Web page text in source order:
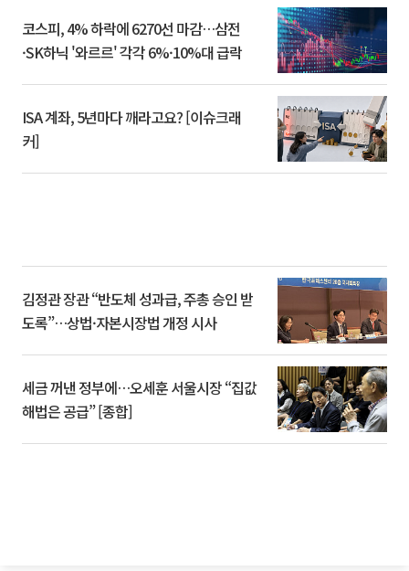
코스피, 4% 하락에 6270선 마감…삼전
·SK하닉 '와르르' 각각 6%·10%대 급락
ISA 계좌, 5년마다 깨라고요? [이슈크래
커]
김정관 장관 “반도체 성과급, 주총 승인 받
도록”…상법·자본시장법 개정 시사
세금 꺼낸 정부에…오세훈 서울시장 “집값
해법은 공급” [종합]